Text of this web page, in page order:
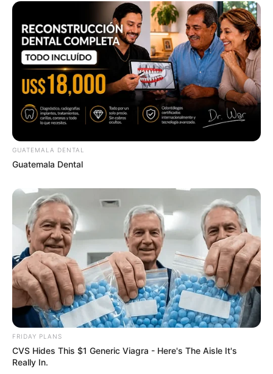
Films To Make You Question Everything You Know
About Cinema
BRAINBERRIES
Guess Their Job — Most People Get It Wrong
BRAINBERRIES
GUATEMALA DENTAL
Guatemala Dental
FRIDAY PLANS
CVS Hides This $1 Generic Viagra - Here's The Aisle It's
Really In.